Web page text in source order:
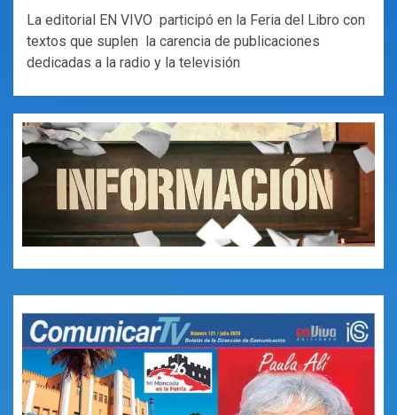
La editorial EN VIVO participó en la Feria del Libro con
textos que suplen la carencia de publicaciones
dedicadas a la radio y la televisión